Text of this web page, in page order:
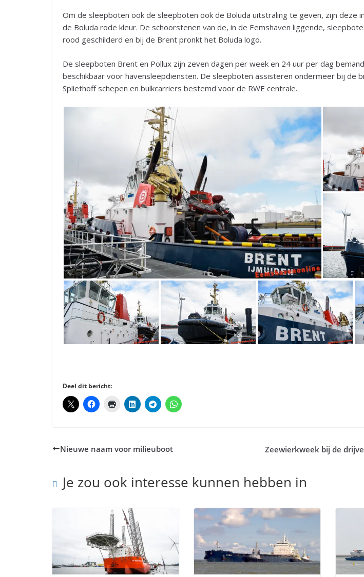
Om de sleepboten ook de sleepboten ook de Boluda uitstraling te geven, zijn deze
de Boluda rode kleur. De schoorstenen van de, in de Eemshaven liggende,
rood geschilderd en bij de Brent pronkt het Boluda logo.
De sleepboten Brent en Pollux zijn zeven dagen per week en 24 uur per dag
beschikbaar voor havensleepdiensten. De sleepboten assisteren ondermeer bij de
Spliethoff schepen en bulkcarriers bestemd voor de RWE centrale.
Deel dit bericht:
Nieuwe naam voor milieuboot Zeewierkweek bij de
Je zou ook interesse kunnen hebben in